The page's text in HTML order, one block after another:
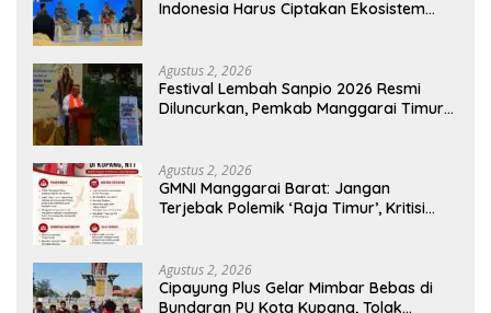
Indonesia Harus Ciptakan Ekosistem
Agustus 2, 2026
Festival Lembah Sanpio 2026 Resmi
Diluncurkan, Pemkab Manggarai Timur
Agustus 2, 2026
GMNI Manggarai Barat: Jangan
Terjebak Polemik ‘Raja Timur’, Kritisi
Agustus 2, 2026
Cipayung Plus Gelar Mimbar Bebas di
Bundaran PU Kota Kupang, Tolak